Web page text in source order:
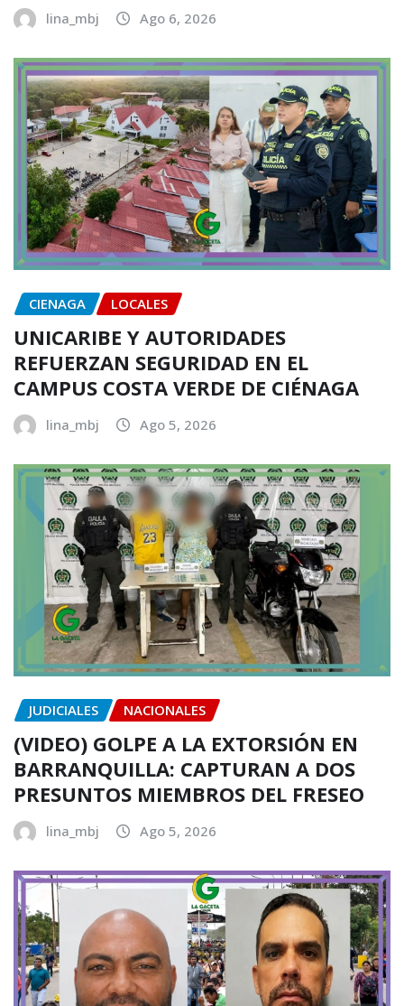
lina_mbj Ago 6, 2026
CIENAGA LOCALES
UNICARIBE Y AUTORIDADES
REFUERZAN SEGURIDAD EN EL
CAMPUS COSTA VERDE DE CIÉNAGA
lina_mbj Ago 5, 2026
JUDICIALES NACIONALES
(VIDEO) GOLPE A LA EXTORSIÓN EN
BARRANQUILLA: CAPTURAN A DOS
PRESUNTOS MIEMBROS DEL FRESEO
lina_mbj Ago 5, 2026